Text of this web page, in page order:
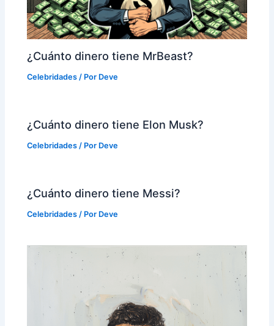
¿Cuánto dinero tiene MrBeast?
Celebridades / Por Deve
¿Cuánto dinero tiene Elon Musk?
Celebridades / Por Deve
¿Cuánto dinero tiene Messi?
Celebridades / Por Deve